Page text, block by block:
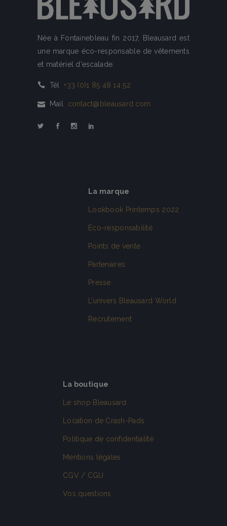
Née à Fontainebleau fin 2017, Bleausard est
une marque éco-responsable de vêtements
et matériel d'escalade.
Tél +33 (0)1 85 48 14 52
Mail contact@bleausard.com
La marque
Lookbook Printemps 2022
Éco-responsabilité
Points de vente
Partenaires
Presse
L’univers Bleausard World
Recrutement
La boutique
Le shop Bleausard
Location de Crash-Pads
Politique de confidentialité
Mentions légales
CGV / CGU
Vos questions